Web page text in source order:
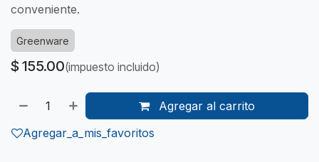
conveniente.
Greenware
$ 155.00(impuesto incluido)
Agregar al carrito
Agregar_a_mis_favoritos